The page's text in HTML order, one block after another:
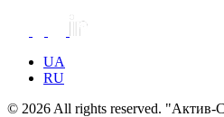
UA
RU
© 2026 All rights reserved. "Актив-